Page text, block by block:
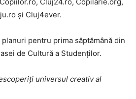
și Cluj4ever.
planuri pentru prima săptămână din
de Cultură a Studenților.
universul creativ al